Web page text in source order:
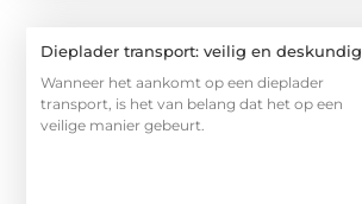
Dieplader transport: veilig en deskundig
Wanneer het aankomt op een dieplader
transport, is het van belang dat het op een
veilige manier gebeurt.